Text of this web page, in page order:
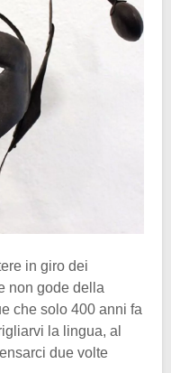
in giro dei
non gode della
che solo 400 anni fa
la lingua, al
due volte